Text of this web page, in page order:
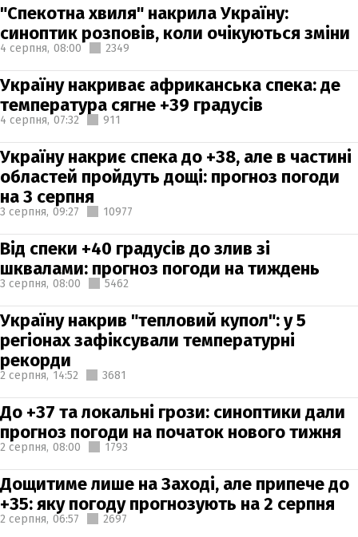
"Спекотна хвиля" накрила Україну:
синоптик розповів, коли очікуються зміни
4 серпня, 08:00 2349
Україну накриває африканська спека: де
температура сягне +39 градусів
4 серпня, 07:32 911
Україну накриє спека до +38, але в частині
областей пройдуть дощі: прогноз погоди
на 3 серпня
3 серпня, 09:27 10977
Від спеки +40 градусів до злив зі
шквалами: прогноз погоди на тиждень
3 серпня, 08:00 5462
Україну накрив "тепловий купол": у 5
регіонах зафіксували температурні
рекорди
2 серпня, 14:52 3681
До +37 та локальні грози: синоптики дали
прогноз погоди на початок нового тижня
2 серпня, 08:00 1793
Дощитиме лише на Заході, але припече до
+35: яку погоду прогнозують на 2 серпня
2 серпня, 06:57 2697